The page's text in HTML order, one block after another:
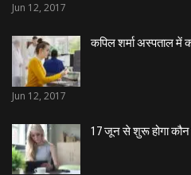
Jun 12, 2017
कपिल शर्मा अस्पताल में
Jun 12, 2017
17 जून से शुरू होगा कौन